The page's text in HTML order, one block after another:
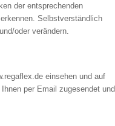
der entsprechenden
Selbstverständlich
oder verändern.
einsehen und auf
per Email zugesendet und